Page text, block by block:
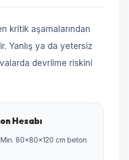
kritik aşamalarından
Yanlış ya da yetersiz
devrilme riskini
Hesabı
Min. 80×80×120 cm beton